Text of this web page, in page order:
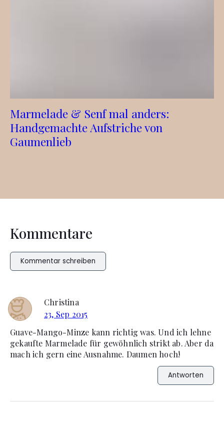
Marmelade & Senf mal anders:
Handgemachte Aufstriche von
Gaumenlieb
Kommentare
Kommentar schreiben
Christina
23, Sep 2015
Guave-Mango-Minze kann richtig was. Und ich lehne
gekaufte Marmelade für gewöhnlich strikt ab. Aber da
mach ich gern eine Ausnahme. Daumen hoch!
Antworten